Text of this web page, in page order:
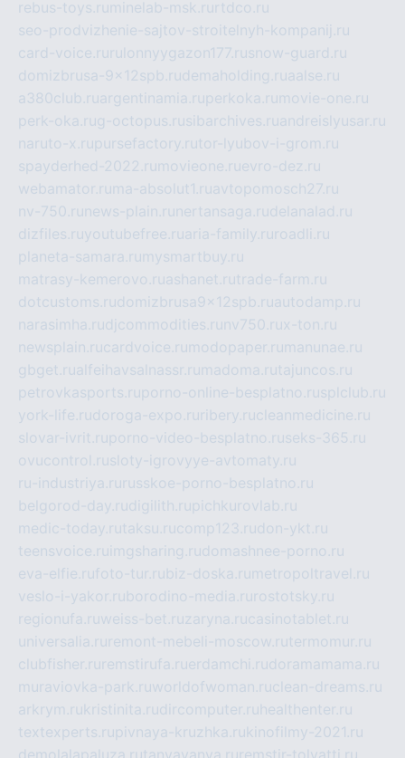
rebus-toys.ru minelab-msk.ru rtdco.ru
seo-prodvizhenie-sajtov-stroitelnyh-kompanij.ru
card-voice.ru rulonnyygazon177.rusnow-guard.ru
domizbrusa-9x12spb.rudemaholding.ruaalse.ru
a380club.ruargentinamia.ruperkoka.ru movie-one.ru
perk-oka.rug-octopus.rusibarchives.ruandreislyusar.ru
naruto-x.rupursefactory.rutor-lyubov-i-grom.ru
spayderhed-2022.ru movieone.ruevro-dez.ru
webamator.ru ma-absolut1.ruavtopomosch27.ru
nv-750.ru news-plain.ru nertansaga.rudelanalad.ru
dizfiles.ruyoutubefree.ruaria-family.ru roadli.ru
planeta-samara.ru mysmartbuy.ru
matrasy-kemerovo.ruashanet.rutrade-farm.ru
dotcustoms.rudomizbrusa9x12spb.ruautodamp.ru
narasimha.rudjcommodities.ru nv750.rux-ton.ru
newsplain.rucardvoice.ru modopaper.ru manunae.ru
gbget.rualfeihavsalnassr.ru madoma.rutajuncos.ru
petrovkasports.ruporno-online-besplatno.rusplclub.ru
york-life.rudoroga-expo.ru ribery.rucleanmedicine.ru
slovar-ivrit.ruporno-video-besplatno.ruseks-365.ru
ovucontrol.rusloty-igrovyye-avtomaty.ru
ru-industriya.ru russkoe-porno-besplatno.ru
belgorod-day.rudigilith.rupichkurovlab.ru
medic-today.rutaksu.rucomp123.rudon-ykt.ru
teensvoice.ru imgsharing.rudomashnee-porno.ru
eva-elfie.rufoto-tur.rubiz-doska.ru metropoltravel.ru
veslo-i-yakor.ruborodino-media.ru rostotsky.ru
regionufa.ruweiss-bet.ruzaryna.rucasinotablet.ru
universalia.ru remont-mebeli-moscow.rutermomur.ru
clubfisher.ru remstirufa.ruerdamchi.rudoramamama.ru
muraviovka-park.ruworldofwoman.ruclean-dreams.ru
arkrym.rukristinita.rudircomputer.ru healthenter.ru
textexperts.rupivnaya-kruzhka.rukinofilmy-2021.ru
demolalapaluza.rutanyavanya.ru remstir-tolyatti.ru